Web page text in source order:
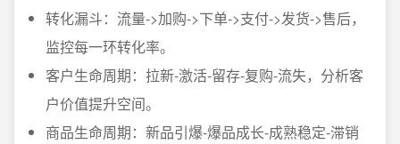
转化漏斗：流量->加购->下单->支付->发货->售后，
监控每一环转化率。
客户生命周期：拉新-激活-留存-复购-流失，分析客
户价值提升空间。
商品生命周期：新品引爆-爆品成长-成熟稳定-滞销